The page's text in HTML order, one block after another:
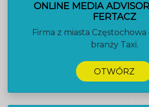
ONLINE MEDIA
FERTACZ
Firma z miasta Częstochowa
branży Taxi.
OTWÓRZ